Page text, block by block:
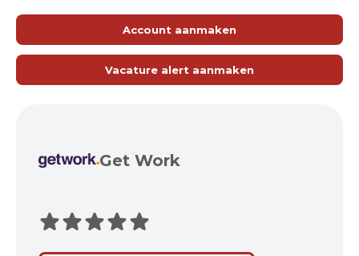
Account aanmaken
Vacature alert aanmaken
Get Work